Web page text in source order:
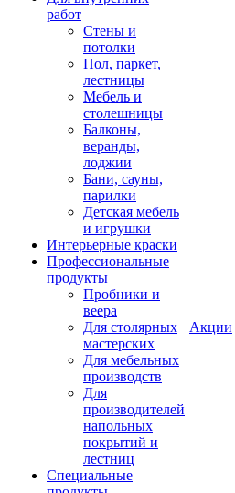
работ
Стены и
потолки
Пол, паркет,
лестницы
Мебель и
столешницы
Балконы,
веранды,
лоджии
Бани, сауны,
парилки
Детская мебель
и игрушки
Интерьерные краски
Профессиональные
продукты
Пробники и
веера
Для столярных
мастерских
Для мебельных
производств
Для
производителей
напольных
покрытий и
лестниц
Специальные
Акции